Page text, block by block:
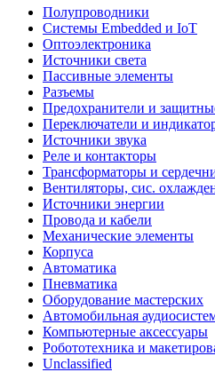
Полупроводники
Системы Embedded и IoT
Oптоэлектроника
Источники света
Пассивные элементы
Разъeмы
Предохранители и
Переключатели и
Источники звука
Реле и контакторы
Трансформаторы и
Вентиляторы, сис.
Источники энергии
Провода и кабели
Механические элементы
Корпуса
Автоматика
Пневматика
Оборудование мастерских
Автомобильная
Компьютерные аксессуары
Робототехника и
Unclassified